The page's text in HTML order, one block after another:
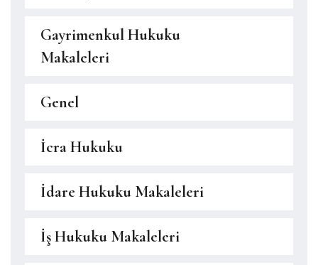
Gayrimenkul Hukuku
Makaleleri
Genel
İcra Hukuku
İdare Hukuku Makaleleri
İş Hukuku Makaleleri